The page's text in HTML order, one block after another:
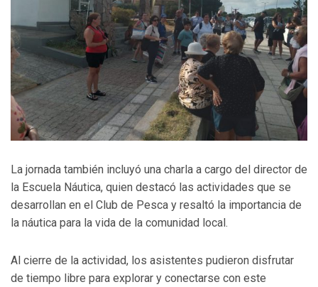
La jornada también incluyó una charla a cargo del director de
la Escuela Náutica, quien destacó las actividades que se
desarrollan en el Club de Pesca y resaltó la importancia de
la náutica para la vida de la comunidad local.
Al cierre de la actividad, los asistentes pudieron disfrutar
de tiempo libre para explorar y conectarse con este